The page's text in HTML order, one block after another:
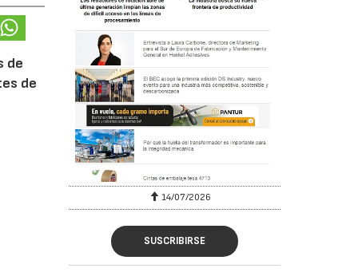
de
de
14/07/2026
SUSCRIBIRSE